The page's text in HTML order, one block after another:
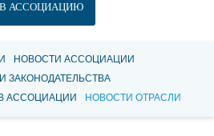
АССОЦИАЦИЮ
НОВОСТИ АССОЦИАЦИИ
ЗАКОНОДАТЕЛЬСТВА
АССОЦИАЦИИ
НОВОСТИ ОТРАСЛИ